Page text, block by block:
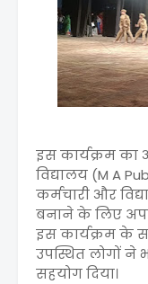
इस कार्यक्रम
विद्यालय (M A
कर्मचारी और
बनाने के लिए
इस कार्यक्रम के
उपस्थित लोगों ने
सहयोग दिया।